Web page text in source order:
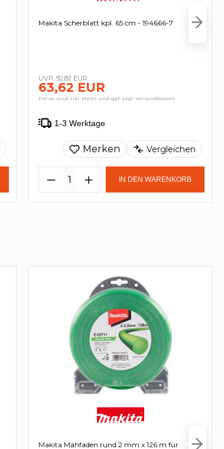
Makita Scherblatt kpl. 65 cm - 194666-7
92,82 EUR
63,62 EUR
Preise sind inkl. MwSt. und ggf. zzgl. Versandkosten
1-3 Werktage
Merken Vergleichen
IN DEN WARENKORB
Makita Mähfaden rund 2 mm x 126 m für